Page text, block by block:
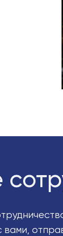
вами,